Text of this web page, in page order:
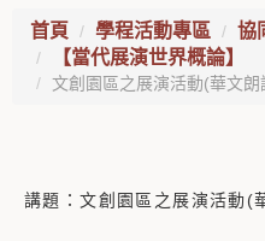
首頁 學程活動專區 協
【當代展演世界概論】
文創園區之展演活動(華文
講題：文創園區之展演活動(